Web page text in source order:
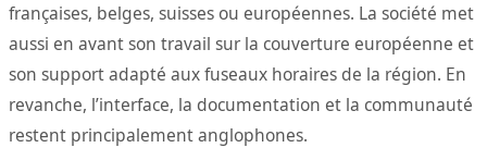
françaises, belges, suisses ou européennes. La société met
aussi en avant son travail sur la couverture européenne et
son support adapté aux fuseaux horaires de la région. En
revanche, l’interface, la documentation et la communauté
restent principalement anglophones.